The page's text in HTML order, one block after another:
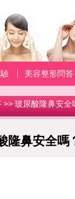
美容整形問答
>> 玻尿酸隆鼻安全
隆鼻安全嗎